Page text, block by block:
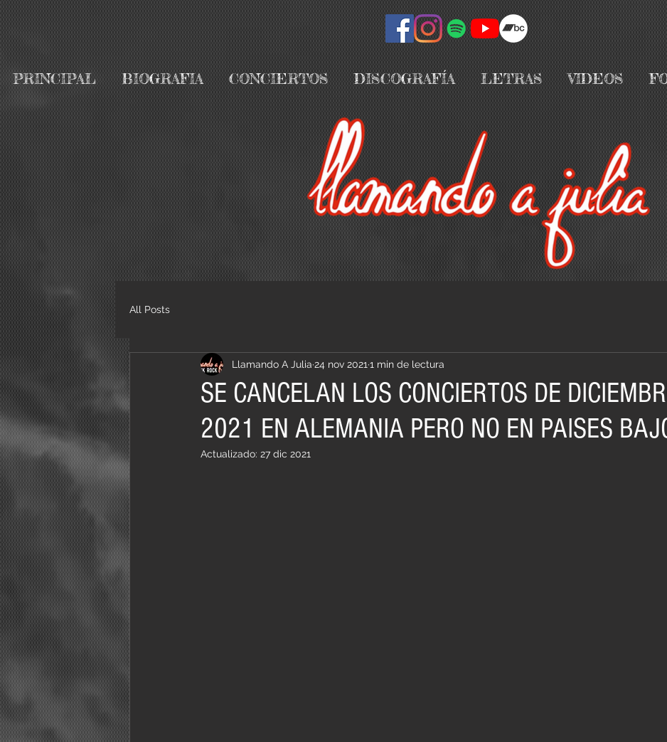
PRINCIPAL BIOGRAFIA CONCIERTOS DISCOGRAFÍA LETRAS VIDEOS
All Posts
SE CANCELAN LOS CONCIERTOS DE
2021 EN ALEMANIA PERO NO EN PAISES
Llamando A Julia 24 nov 2021 1 min de lectura
Actualizado: 27 dic 2021